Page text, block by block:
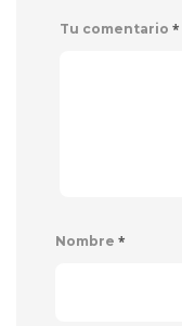
Tu comentario *
Nombre *